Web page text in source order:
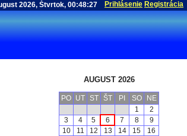
Prihlásenie Registrácia
AUGUST 2026
PO UT ST ŠT PI SO
NE
1
2
3
4 5 6 7 8
9
10
11 12 13 14 15
16